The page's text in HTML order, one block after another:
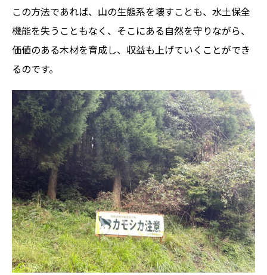
この方法であれば、山の生態系を壊すことも、水土保全
機能を失うこともなく、そこにある自然を守りながら、
価値のある木材を育成し、収益も上げていくことができ
るのです。